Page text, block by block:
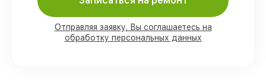
80%
работ выполняем с возможностью
личного присутствия владельца
90%комплектующих Infratech имеются
Отправляя заявку, Вы соглашаетесь на
обработку персональных данных